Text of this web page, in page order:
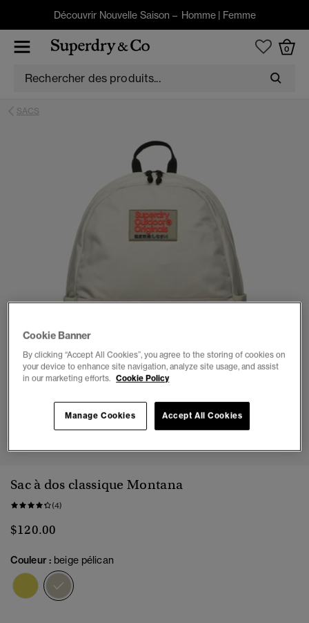
Découvrir Nouvelle Saison – Homme| Femme
0
SACS
1 2 3 4 5
Sac à dos classique Montana
(4)
$120.00
Couleur : beige pélican
Cookie Banner
By clicking “Accept All Cookies”, you agree to the storing of cookies on
your device to enhance site navigation, analyze site usage, and assist
in our marketing efforts. Cookie Policy
Accept All Cookies
Manage Cookies